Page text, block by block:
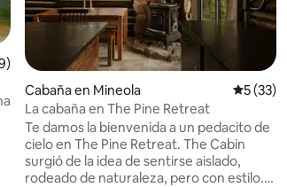
promedio: 4,96 de 5. 49 evaluaciones
Cabaña en Mineola
5 (33)
La cabaña en The Pine Retreat
Te damos la bienvenida a un pedacito de
cielo en The Pine Retreat. The Cabin
surgió de la idea de sentirse aislado,
rodeado de naturaleza, pero con estilo.